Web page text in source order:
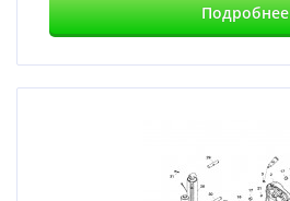
Подробнее